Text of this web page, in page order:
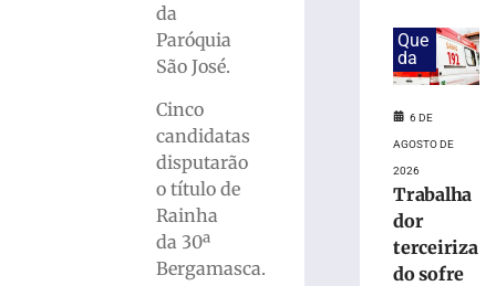
da
Paróquia
São José.
Cinco
candidatas
disputarão
o título de
Rainha
da 30ª
Bergamasca.
estudantes
história
patrimônio
cultural
Brusque
Que
da
6 DE
AGOSTO DE
2026
Trabalha
dor
terceiriza
do sofre